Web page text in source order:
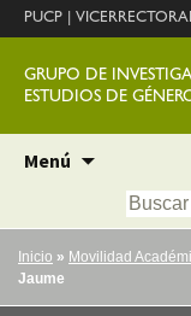
PUCP
GRUPO DE
ESTUDIOS DE
Menú
contenido
Buscar:
Inicio » Movilidad
Jaume